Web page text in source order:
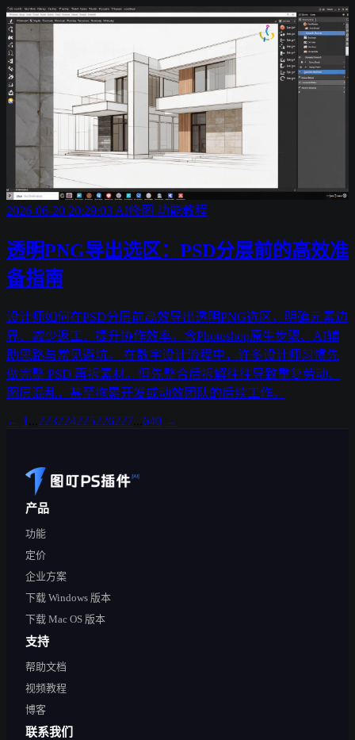
2026-06-20 20:29:03 AI修图 功能教程
透明PNG导出选区：PSD分层前的高效准
备指南
设计师如何在PSD分层前高效导出透明PNG选区，明确元素边
界、减少返工、提升协作效率。含Photoshop原生步骤、AI辅
助思路与常见避坑。 在数字设计流程中，许多设计师习惯先
做完整 PSD 再拆素材。但先整合后拆解往往导致重复劳动、
图层混乱，甚至拖累开发或动效团队的后续工作。
← 1 223224225226227 640 →
产品
功能
定价
企业方案
下载 Windows 版本
下载 Mac OS 版本
支持
帮助文档
视频教程
博客
联系我们